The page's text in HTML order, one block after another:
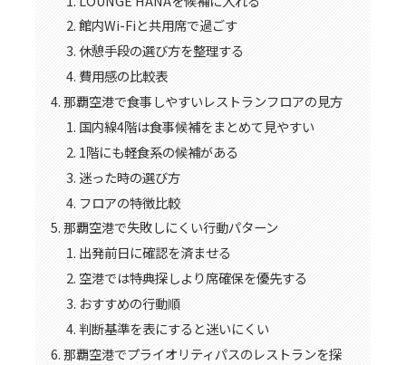
館内Wi-Fiと共用席で過ごす
休憩手段の選び方を整理する
費用感の比較表
那覇空港で食事しやすいレストランフロアの見方
国内線4階は食事候補をまとめて見やすい
1階にも軽食系の候補がある
迷った時の選び方
フロアの特徴比較
那覇空港で失敗しにくい行動パターン
出発前日に確認を済ませる
空港では特典探しより席確保を優先する
おすすめの行動順
判断基準を表にすると迷いにくい
那覇空港でプライオリティパスのレストランを探